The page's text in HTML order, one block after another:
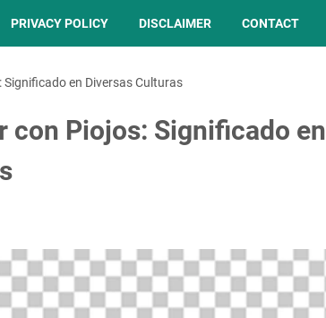
PRIVACY POLICY DISCLAIMER CONTACT
en Diversas Culturas
con Piojos: Significado en